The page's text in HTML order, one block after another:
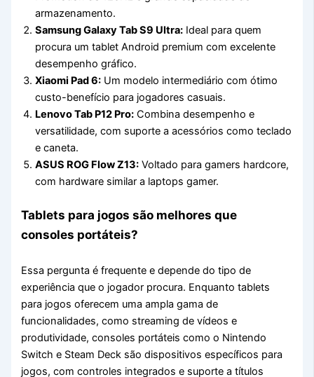
armazenamento.
Samsung Galaxy Tab S9 Ultra: Ideal para quem
procura um tablet Android premium com excelente
desempenho gráfico.
Xiaomi Pad 6: Um modelo intermediário com ótimo
custo-benefício para jogadores casuais.
Lenovo Tab P12 Pro: Combina desempenho e
versatilidade, com suporte a acessórios como teclado
e caneta.
ASUS ROG Flow Z13: Voltado para gamers hardcore,
com hardware similar a laptops gamer.
Tablets para jogos são melhores que
consoles portáteis?
Essa pergunta é frequente e depende do tipo de
experiência que o jogador procura. Enquanto tablets
para jogos oferecem uma ampla gama de
funcionalidades, como streaming de vídeos e
produtividade, consoles portáteis como o Nintendo
Switch e Steam Deck são dispositivos específicos para
jogos, com controles integrados e suporte a títulos